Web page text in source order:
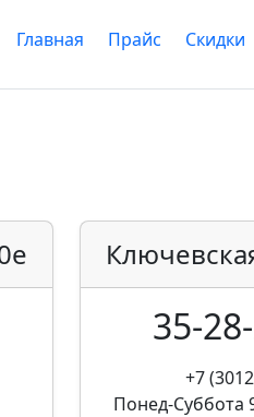
Главная Прайс Скидки
35-
+7
Понед-Суббота